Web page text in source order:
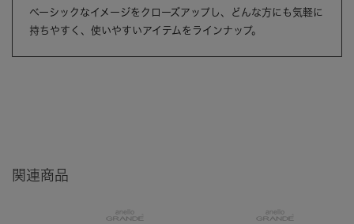
ベーシックなイメージをクローズアップし、どんな方にも気軽に
持ちやすく、使いやすいアイテムをラインナップ。
関連商品